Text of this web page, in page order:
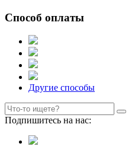
Способ оплаты
Другие способы
Подпишитесь на нас: